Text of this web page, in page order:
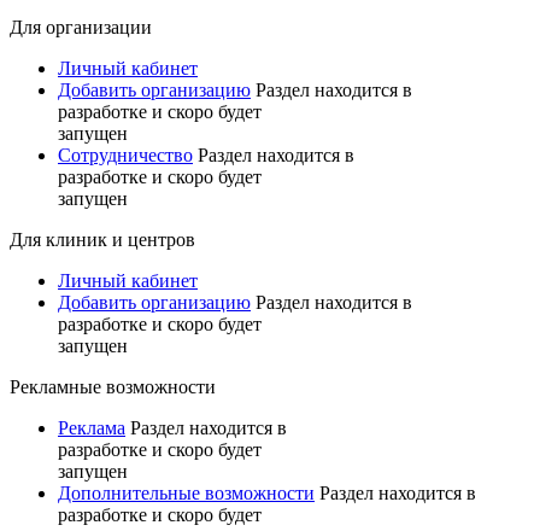
Для организации
Личный кабинет
Добавить организацию Раздел находится в
разработке и скоро будет
запущен
Сотрудничество Раздел находится в
разработке и скоро будет
запущен
Для клиник и центров
Личный кабинет
Добавить организацию Раздел находится в
разработке и скоро будет
запущен
Рекламные возможности
Реклама Раздел находится в
разработке и скоро будет
запущен
Дополнительные возможности Раздел находится в
разработке и скоро будет